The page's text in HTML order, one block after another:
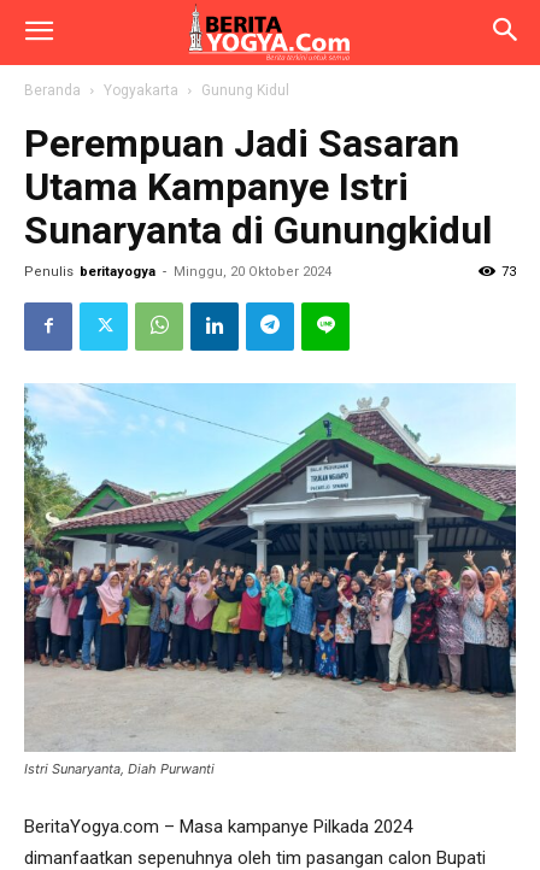
Beranda Yogyakarta Gunung Kidul
Perempuan Jadi Sasaran
Utama Kampanye Istri
Sunaryanta di Gunungkidul
Penulis beritayogya - Minggu, 20 Oktober 2024 73
Istri Sunaryanta, Diah Purwanti
BeritaYogya.com – Masa kampanye Pilkada 2024
dimanfaatkan sepenuhnya oleh tim pasangan calon Bupati